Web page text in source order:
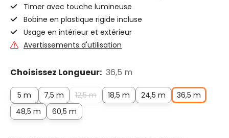
Timer avec touche lumineuse
Bobine en plastique rigide incluse
Usage en intérieur et extérieur
Avertissements d'utilisation
Choisissez Longueur: 36,5 m
5 m 7,5 m 12,5 m 18,5 m 24,5 m
36,5 m
48,5 m
60,5 m